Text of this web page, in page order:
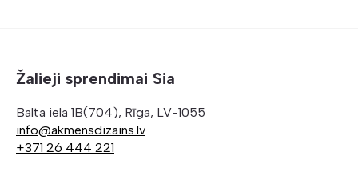
Žalieji sprendimai Sia
Balta iela 1B(704), Rīga, LV-1055
info@akmensdizains.lv
+371 26 444 221